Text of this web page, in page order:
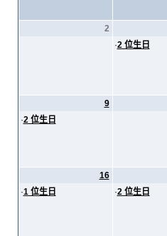
2
·2 位生日
9
·2 位生日
16
·1 位生日
·2 位生日